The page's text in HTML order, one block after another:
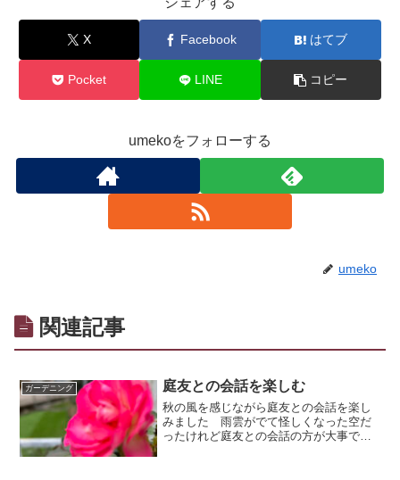
X Facebook はてブ
Pocket LINE コピー
umekoをフォローする
umeko
関連記事
ガーデニング 庭友との会話を楽しむ
秋の風を感じながら庭友との会話を楽し
みました 雨雲がでて怪しくなった空だ
ったけれど庭友との会話の方が大事で楽